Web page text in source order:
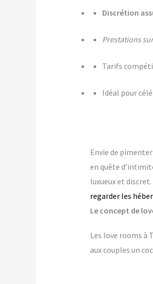
Discrétion
Prestations
Tarifs
Idéal pour
Envie de
en quête
luxueux et
regarder les
Le concept de
Les love rooms à
aux couples un